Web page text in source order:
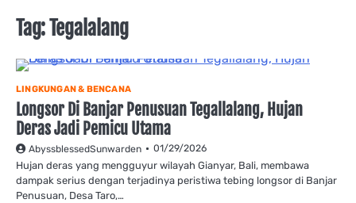
Tag:Tegalalang
LINGKUNGAN & BENCANA
Longsor Di Banjar Penusuan Tegallalang, Hujan
Deras Jadi Pemicu Utama
AbyssblessedSunwarden 01/29/2026
​Hujan deras yang mengguyur wilayah Gianyar, Bali, membawa
dampak serius dengan terjadinya peristiwa tebing longsor di Banjar
Penusuan, Desa Taro,…